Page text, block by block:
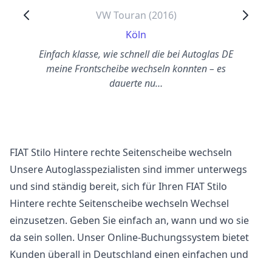
VW Touran (2016)
Köln
Einfach klasse, wie schnell die bei Autoglas DE
meine Frontscheibe wechseln konnten – es
dauerte nu…
FIAT Stilo Hintere rechte Seitenscheibe wechseln
Unsere Autoglasspezialisten sind immer unterwegs
und sind ständig bereit, sich für Ihren FIAT Stilo
Hintere rechte Seitenscheibe wechseln Wechsel
einzusetzen. Geben Sie einfach an, wann und wo sie
da sein sollen. Unser Online-Buchungssystem bietet
Kunden überall in Deutschland einen einfachen und